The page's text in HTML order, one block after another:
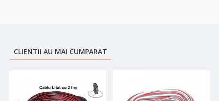
CLIENTII AU MAI CUMPARAT